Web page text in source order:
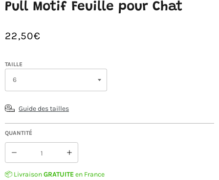
Pull Motif Feuille pour Chat
22,50€
/
UNITAIRE
BLEU
TAILLE
Guide des tailles
QUANTITÉ
Réduire
la
quantité
Augmenter
la
quantité
📦 LivraisonGRATUITEen France